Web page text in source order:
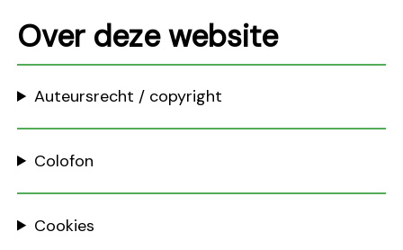
Over deze website
Auteursrecht / copyright
Colofon
Cookies